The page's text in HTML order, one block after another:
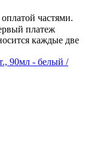
частями.
платеж
каждые две
90мл - белый /